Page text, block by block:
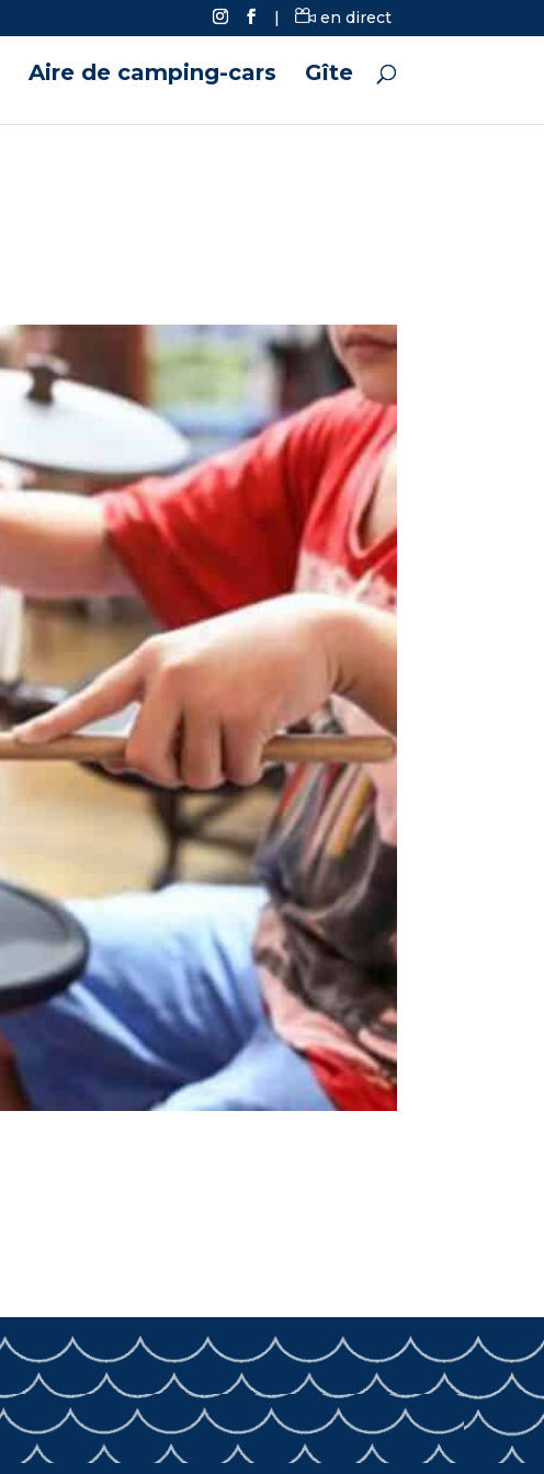
| en direct
Aire de camping-cars Gîte